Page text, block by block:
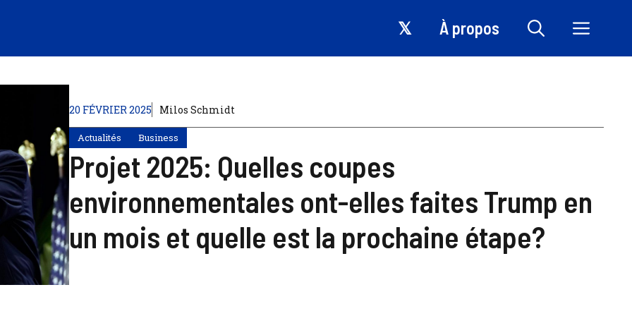
𝕏 À propos
20 FÉVRIER 2025 Milos Schmidt
Actualités Business
Projet 2025: Quelles coupes
environnementales ont-elles faites Trump en
un mois et quelle est la prochaine étape?